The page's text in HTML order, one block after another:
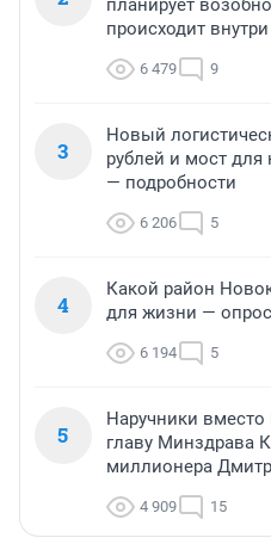
планирует
происходит внутри
6 479 9
3
Новый
рублей и мост для
— подробности
6 206 5
4
Какой район
для жизни — опрос
6 194 5
5
Наручники вместо
главу Минздрава
миллионера
4 909 15